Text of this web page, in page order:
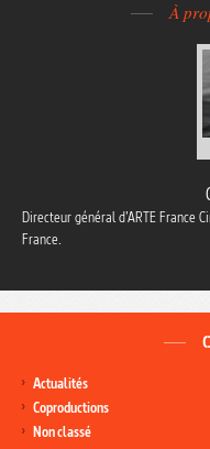
À
Directeur général d’ARTE France
France.
Actualités
Coproductions
Non classé